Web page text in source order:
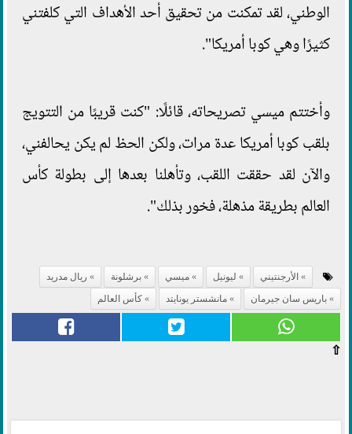
الوطني، لقد تمكنت من تحقيق أحد الأهداف التي كلفتني
كثيرًا وهي كوبا أمريكا".
وأختتم ميسي تصريحاته، قائلًا: "كنت قريبًا من التتويج
بلقب كوبا أمريكا عدة مرات، ولكن الحظ لم يكن يحالفني،
والآن لقد حققت اللقب، وتأهلنا بعدها إلى بطولة كأس
العالم بطريقة مذهلة، فخور بذلك".
الأرجنتيني ليونيل ميسي برشلونة
ريال مدريد
باريس سان جيرمان
مانشستر يونايتد كأس العالم
⇧